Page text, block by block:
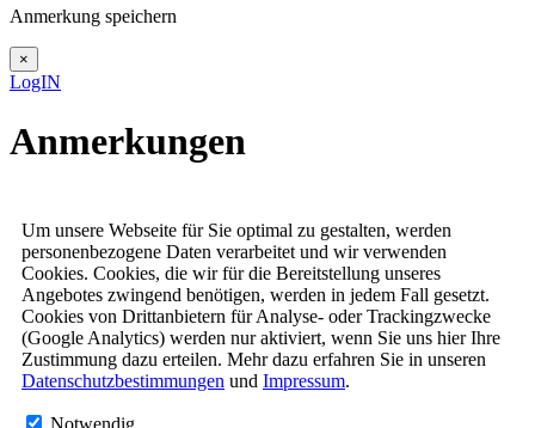
Anmerkung speichern
×
LogIN
Anmerkungen
Um unsere Webseite für Sie optimal zu gestalten, werden
personenbezogene Daten verarbeitet und wir verwenden
Cookies. Cookies, die wir für die Bereitstellung unseres
Angebotes zwingend benötigen, werden in jedem Fall gesetzt.
Cookies von Drittanbietern für Analyse- oder Trackingzwecke
(Google Analytics) werden nur aktiviert, wenn Sie uns hier Ihre
Zustimmung dazu erteilen. Mehr dazu erfahren Sie in unseren
Datenschutzbestimmungen und Impressum.
Notwendig